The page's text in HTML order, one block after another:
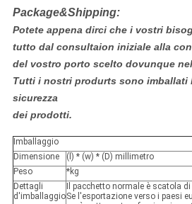
Package&Shipping:
Potete appena dirci che i vostri
tutto dal consultaion iniziale alla
del vostro porto scelto dovunque
Tutti i nostri produrts sono imballati
sicurezza
dei prodotti.
Imballaggio
Dimensione
(l) * (w) * (D) millimetro
Peso
*kg
Dettagli
d'imballaggio
Il pacchetto normale è scatola
Se l'esportazione verso i paesi